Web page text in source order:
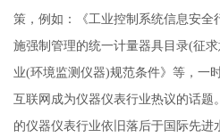
策，例如：《工业控制系统信息安全
施强制管理的统一计量器具目录(征
业(环境监测仪器)规范条件》等，一
互联网成为仪器仪表行业热议的话题
的仪器仪表行业依旧落后于国际先进